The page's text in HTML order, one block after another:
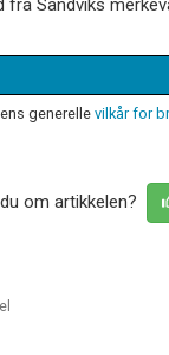
generellevilkår for
om artikkelen?